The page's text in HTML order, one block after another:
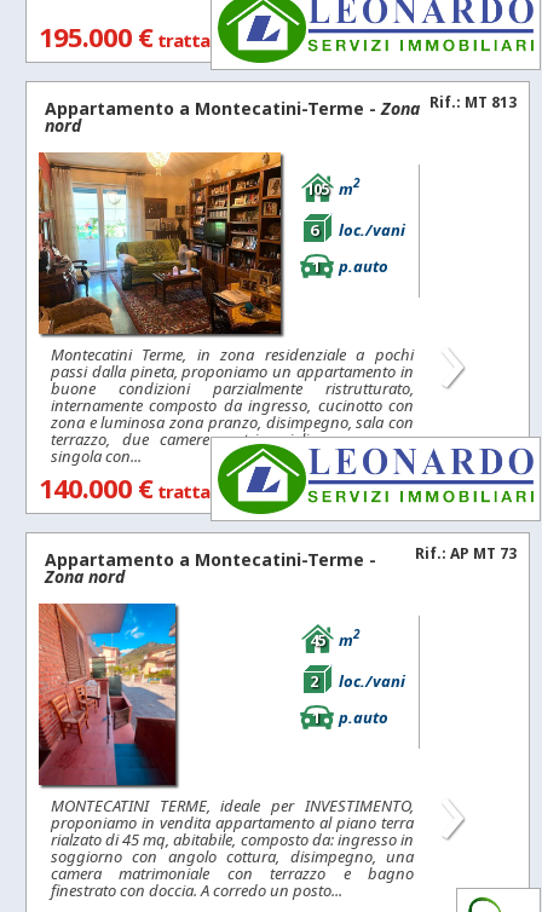
195.000 € trattabili
Rif.: MT 813
Appartamento a Montecatini-Terme - Zona
nord
105 m2
6
loc./vani
1
p.auto
Montecatini Terme, in zona residenziale a pochi
passi dalla pineta, proponiamo un appartamento in
buone condizioni parzialmente ristrutturato,
internamente composto da ingresso, cucinotto con
zona e luminosa zona pranzo, disimpegno, sala con
terrazzo, due camere matrimoniali, una camera
singola con...
›
140.000 € trattabili
Rif.: AP MT 73
Appartamento a Montecatini-Terme -
Zona nord
45 m2
2
loc./vani
1
p.auto
MONTECATINI TERME, ideale per INVESTIMENTO,
proponiamo in vendita appartamento al piano terra
rialzato di 45 mq, abitabile, composto da: ingresso in
soggiorno con angolo cottura, disimpegno, una
camera matrimoniale con terrazzo e bagno
finestrato con doccia. A corredo un posto...
›